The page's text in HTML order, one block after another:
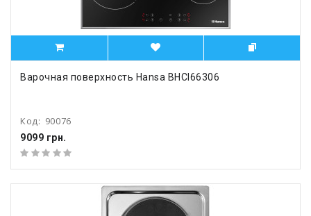
Варочная поверхность Hansa BHCI66306
Код: 90076
9099 грн.